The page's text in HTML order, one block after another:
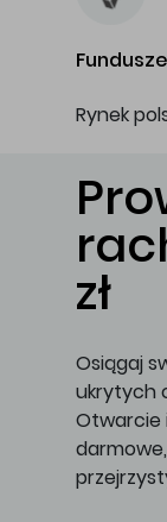
Rynek
zł
Osiągaj
ukrytych
Otwarcie